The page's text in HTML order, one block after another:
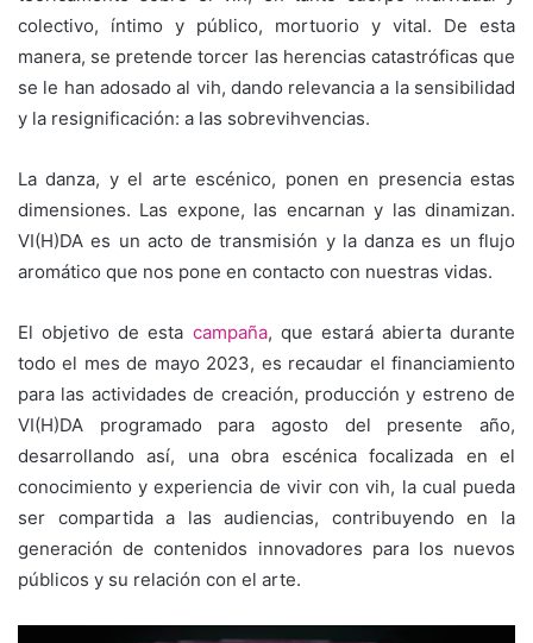
colectivo, íntimo y público, mortuorio y vital. De esta
manera, se pretende torcer las herencias catastróficas que
se le han adosado al vih, dando relevancia a la sensibilidad
y la resignificación: a las sobrevihvencias.
La danza, y el arte escénico, ponen en presencia estas
dimensiones. Las expone, las encarnan y las dinamizan.
VI(H)DA es un acto de transmisión y la danza es un flujo
aromático que nos pone en contacto con nuestras vidas.
El objetivo de esta campaña, que estará abierta durante
todo el mes de mayo 2023, es recaudar el financiamiento
para las actividades de creación, producción y estreno de
VI(H)DA programado para agosto del presente año,
desarrollando así, una obra escénica focalizada en el
conocimiento y experiencia de vivir con vih, la cual pueda
ser compartida a las audiencias, contribuyendo en la
generación de contenidos innovadores para los nuevos
públicos y su relación con el arte.